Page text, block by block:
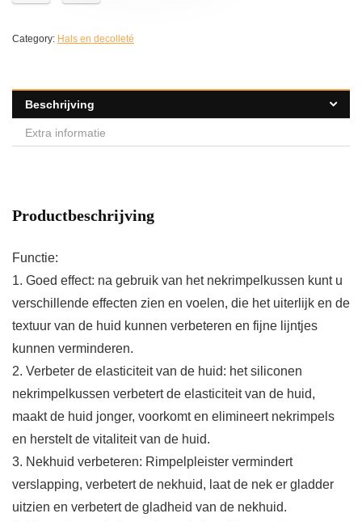
Category: Hals en decolleté
Beschrijving
Extra informatie
Productbeschrijving
Functie:
1. Goed effect: na gebruik van het nekrimpelkussen kunt u
verschillende effecten zien en voelen, die het uiterlijk en de
textuur van de huid kunnen verbeteren en fijne lijntjes
kunnen verminderen.
2. Verbeter de elasticiteit van de huid: het siliconen
nekrimpelkussen verbetert de elasticiteit van de huid,
maakt de huid jonger, voorkomt en elimineert nekrimpels
en herstelt de vitaliteit van de huid.
3. Nekhuid verbeteren: Rimpelpleister vermindert
verslapping, verbetert de nekhuid, laat de nek er gladder
uitzien en verbetert de gladheid van de nekhuid.